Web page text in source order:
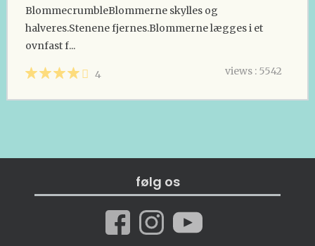
BlommecrumbleBlommerne skylles og
halveres.Stenene fjernes.Blommerne lægges i et
ovnfast f...
4 views : 5542
følg os